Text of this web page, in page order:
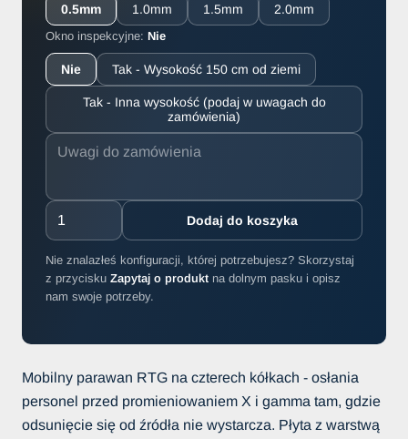
0.5mm 1.0mm 1.5mm 2.0mm
Okno inspekcyjne: Nie
Nie Tak - Wysokość 150 cm od ziemi
Tak - Inna wysokość (podaj w uwagach do
zamówienia)
Dodaj do koszyka
Nie znalazłeś konfiguracji, której potrzebujesz? Skorzystaj
z przycisku Zapytaj o produkt na dolnym pasku i opisz
nam swoje potrzeby.
Mobilny parawan RTG na czterech kółkach - osłania
personel przed promieniowaniem X i gamma tam, gdzie
odsunięcie się od źródła nie wystarcza. Płyta z warstwą